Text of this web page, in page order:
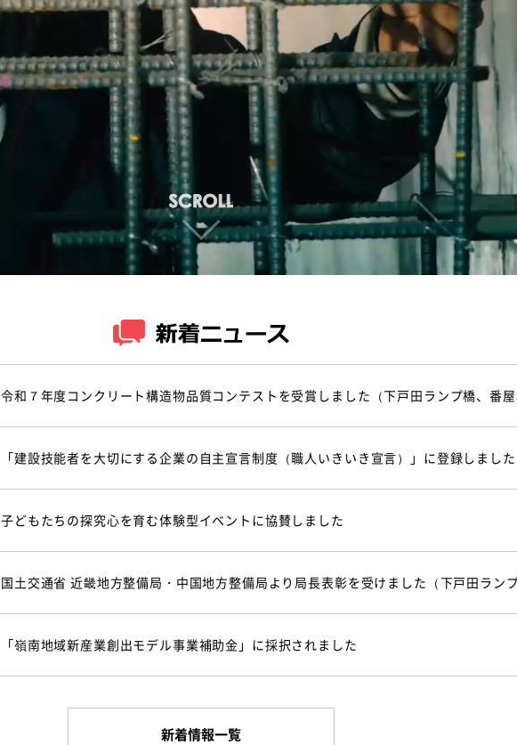
令和７年度コンクリート構造物品質コンテストを受賞しました（下戸田ランプ橋、番屋
「建設技能者を大切にする企業の自主宣言制度（職人いきいき宣言）」に登録しました
子どもたちの探究心を育む体験型イベントに協賛しました
国土交通省 近畿地方整備局・中国地方整備局より局長表彰を受けました（下戸田ラン
「嶺南地域新産業創出モデル事業補助金」に採択されました
新着情報一覧